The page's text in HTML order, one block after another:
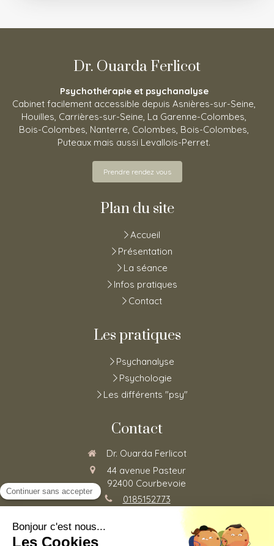
Dr. Ouarda Ferlicot
Psychothérapie et psychanalyse
Cabinet facilement accessible depuis Asnières-sur-Seine,
Houilles, Carrières-sur-Seine, La Garenne-Colombes,
Bois-Colombes, Nanterre, Colombes, Bois-Colombes,
Puteaux mais aussi Levallois-Perret.
Prendre rendez vous
Plan du site
Accueil
Présentation
La séance
Infos pratiques
Contact
Les pratiques
Psychanalyse
Psychologie
Les différents "psy"
Contact
Dr. Ouarda Ferlicot
44 avenue Pasteur
92400 Courbevoie
0185152773
DuLundiau 8h30 à20h